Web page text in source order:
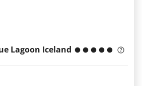
Lagoon Iceland